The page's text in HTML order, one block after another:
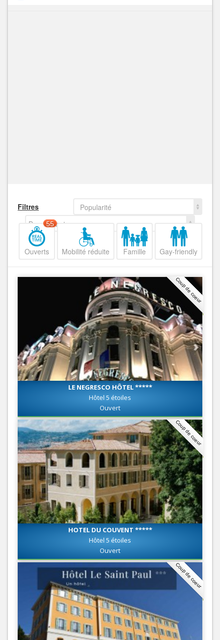
Filtres
Popularité
Decroissant
Ouverts
55
Mobilité réduite Famille Gay-friendly
Coup de coeur
LE NEGRESCO HÔTEL *****
Hôtel 5 étoiles
Ouvert
Coup de coeur
HOTEL DU COUVENT *****
Hôtel 5 étoiles
Ouvert
Coup de coeur